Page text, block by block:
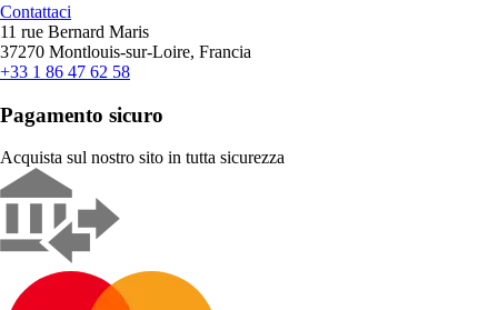
Contattaci
11 rue Bernard Maris
37270 Montlouis-sur-Loire, Francia
+33 1 86 47 62 58
Pagamento sicuro
Acquista sul nostro sito in tutta sicurezza